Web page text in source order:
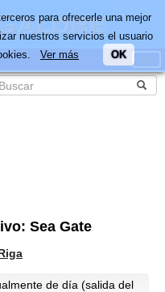
Sea Gate
de día (salida del
para ofrecerle una mejor
nuestros servicios el usuario
Ver más OK